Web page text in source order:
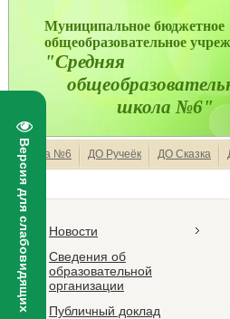
Версия для слабовидящих
Муниципальное бюджетное
общеобразовательное
"Средняя
школа №6"
Школа №6 ДО Ручеёк ДО Сказка
Новости
Сведения об
образовательной
организации
Публичный доклад